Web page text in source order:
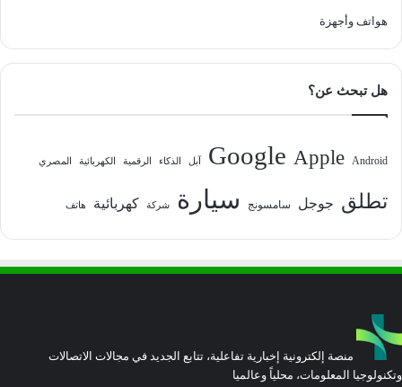
هواتف وأجهزة
هل تبحث عن؟
Android
Apple
Google آبل الذكاء الرقمية الكهربائية المصري
تطلق جوجل سامسونج سيارة شركة كهربائية هاتف
منصة إلكترونية إخبارية تفاعلية، تتابع الجديد في مجالات الاتصالات
وتكنولوجيا المعلومات، محلياً وعالميا